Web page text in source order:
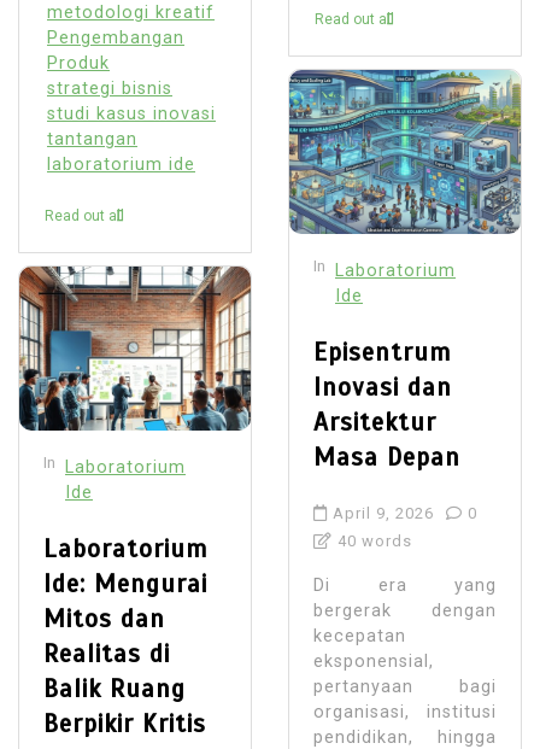
metodologi kreatif
Pengembangan
Produk
strategi bisnis
studi kasus inovasi
tantangan
laboratorium ide
Read out all
In
Laboratorium
Ide
Laboratorium
Ide: Mengurai
Mitos dan
Realitas di
Balik Ruang
Berpikir Kritis
Read out all
In
Laboratorium
Ide
Episentrum
Inovasi dan
Arsitektur
Masa Depan
April 9, 2026
0
40 words
Di era yang
bergerak dengan
kecepatan
eksponensial,
pertanyaan bagi
organisasi, institusi
pendidikan, hingga